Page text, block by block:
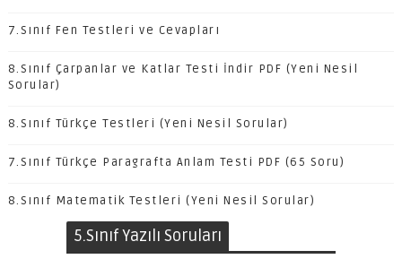
7.Sınıf Fen Testleri ve Cevapları
8.Sınıf Çarpanlar ve Katlar Testi İndir PDF (Yeni Nesil
Sorular)
8.Sınıf Türkçe Testleri (Yeni Nesil Sorular)
7.Sınıf Türkçe Paragrafta Anlam Testi PDF (65 Soru)
8.Sınıf Matematik Testleri (Yeni Nesil Sorular)
5.Sınıf Yazılı Soruları